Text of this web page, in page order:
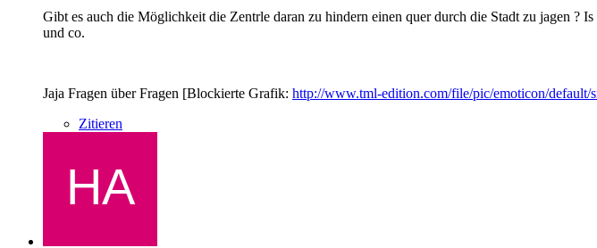
Gibt es auch die Möglichkeit die Zentrle daran zu hindern einen quer durch die Stadt zu jagen ?
und co.
Jaja Fragen über Fragen [Blockierte Grafik: http://www.tml-edition.com/file/pic/emoticon/default/
Zitieren